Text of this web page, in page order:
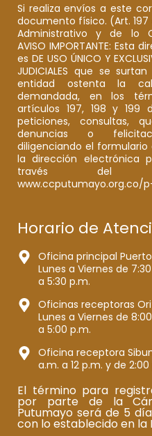
Si realiza envíos a este
documento físico. (Art.
Administrativo y de lo
AVISO IMPORTANTE:
es DE USO ÚNICO Y
JUDICIALES que se
entidad ostenta la
demandada, en los
artículos 197, 198 y 199
peticiones, consultas,
denuncias o
diligenciando el
la dirección electrónica
través del
www.ccputumayo.org.co/
Horario de
Oficina principal
Lunes a Viernes de
a 5:30 p.m.
Oficinas receptoras
Lunes a Viernes de
a 5:00 p.m.
Oficina receptora
a.m. a 12 p.m. y de
El término para
por parte de la
Putumayo será de 5
con lo establecido en la